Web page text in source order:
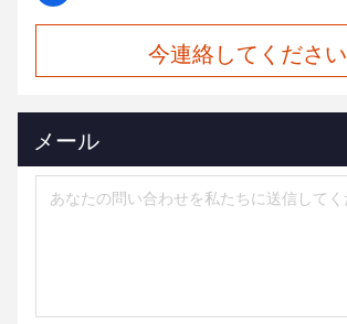
今連絡してください
メール